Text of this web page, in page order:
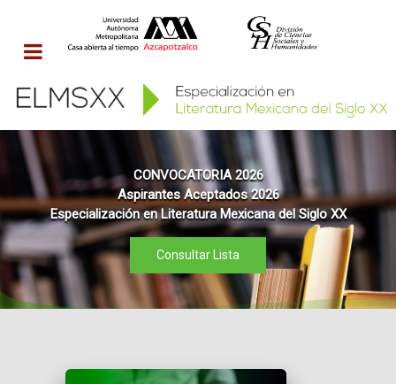
CONVOCATORIA 2026
Aspirantes Aceptados 2026
Especialización en Literatura Mexicana del Siglo XX
Consultar Lista